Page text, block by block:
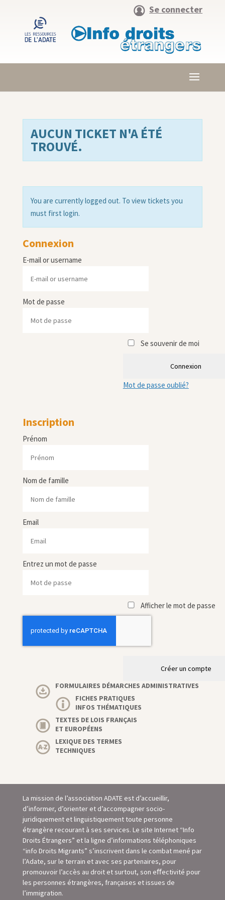
Se connecter
AUCUN TICKET N'A ÉTÉ
TROUVÉ.
You are currently logged out. To view tickets you
must first login.
Connexion
E-mail or username
Mot de passe
Se souvenir de moi
Connexion
Mot de passe oublié?
Inscription
Prénom
Nom de famille
Email
Entrez un mot de passe
Afficher le mot de passe
Créer un compte
FORMULAIRES DÉMARCHES ADMINISTRATIVES
FICHES PRATIQUES
INFOS THÉMATIQUES
TEXTES DE LOIS FRANÇAIS
ET EUROPÉENS
LEXIQUE DES TERMES
TECHNIQUES
La mission de l’association ADATE est d’accueillir,
d’informer, d’orienter et d’accompagner socio-
juridiquement et linguistiquement toute personne
étrangère recourant à ses services. Le site Internet “Info
Droits Étrangers” et la ligne d’informations téléphoniques
“info Droits Migrants” s’inscrivent dans le combat mené par
l’Adate, sur le terrain et avec ses partenaires, pour
promouvoir l’accès au droit et surtout, son eﬀectivité pour
les personnes étrangères, françaises et issues de
l’immigration.